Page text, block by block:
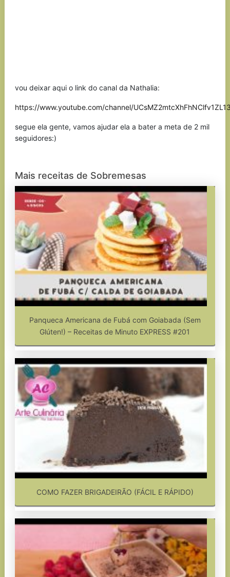
vou deixar aqui o link do canal da Nathalia:
https://www.youtube.com/channel/
segue ela gente, vamos ajudar ela a bater a meta de 2 mil
seguidores:)
Mais receitas de Sobremesas
Panqueca Americana de Fubá com Goiabada (Sem
Glúten!) – Receitas de Minuto EXPRESS #201
COMO FAZER BRIGADEIRÃO (FÁCIL E RÁPIDO)